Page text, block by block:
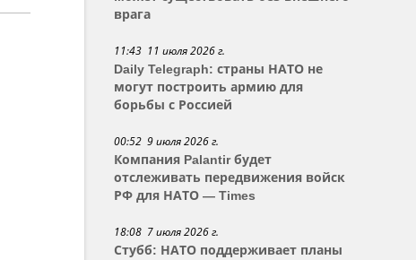
врага
11:43 11 июля 2026 г.
Daily Telegraph: страны НАТО не
могут построить армию для
борьбы с Россией
00:52 9 июля 2026 г.
Компания Palantir будет
отслеживать передвижения войск
РФ для НАТО — Times
18:08 7 июля 2026 г.
Стубб: НАТО поддерживает планы